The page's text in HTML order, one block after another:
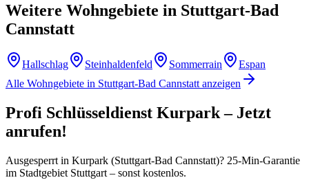
Weitere Wohngebiete in Stuttgart-Bad
Cannstatt
Hallschlag Steinhaldenfeld Sommerrain
Espan
Alle Wohngebiete in Stuttgart-Bad Cannstattanzeigen
Profi Schlüsseldienst Kurpark– Jetzt
anrufen!
Ausgesperrt in Kurpark (Stuttgart-Bad Cannstatt)? 25-Min-Garantie
im Stadtgebiet Stuttgart – sonst kostenlos.